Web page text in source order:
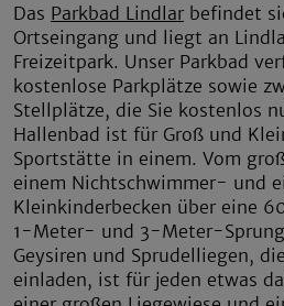
Das Parkbad Lindlarbefindet
Ortseingang und liegt an
Freizeitpark. Unser Parkbad
kostenlose Parkplätze sowie
Stellplätze, die Sie kostenlos
Hallenbad ist für Groß und
Sportstätte in einem. Vom
einem Nichtschwimmer- und
Kleinkinderbecken über eine
1-Meter- und 3-Meter-
Geysiren und Sprudelliegen,
einladen, ist für jeden etwas